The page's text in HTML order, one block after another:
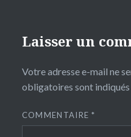
Laisser un
Votre adresse e-mail ne
obligatoires sont indiqués
COMMENTAIRE*